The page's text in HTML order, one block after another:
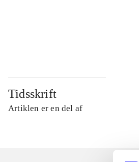
Tidsskrift
Artiklen er en del af